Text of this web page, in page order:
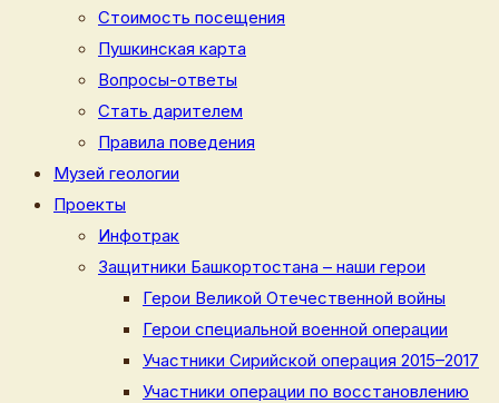
Стоимость посещения
Пушкинская карта
Вопросы-ответы
Стать дарителем
Правила поведения
Музей геологии
Проекты
Инфотрак
Защитники Башкортостана – наши герои
Герои Великой Отечественной войны
Герои специальной военной операции
Участники Сирийской операция 2015–2017
Участники операции по восстановлению